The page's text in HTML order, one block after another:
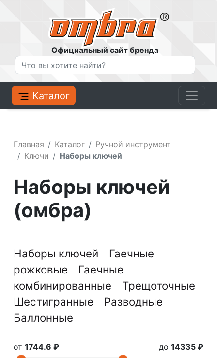
Официальный сайт бренда
Каталог
Главная Каталог
Ручной инструмент
Ключи
Наборы ключей
Наборы ключей
(омбра)
Наборы ключей
Гаечные
рожковые
Гаечные
комбинированные
Трещоточные
Шестигранные
Разводные
Баллонные
от1744.6 ₽ до 14335 ₽